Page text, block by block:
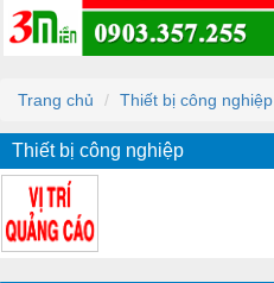
Trang chủ Thiết bị công nghiệp
Thiết bị công nghiệp